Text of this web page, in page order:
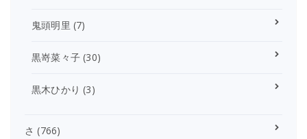
鬼頭明里 (7)
黒嵜菜々子 (30)
黒木ひかり (3)
さ (766)